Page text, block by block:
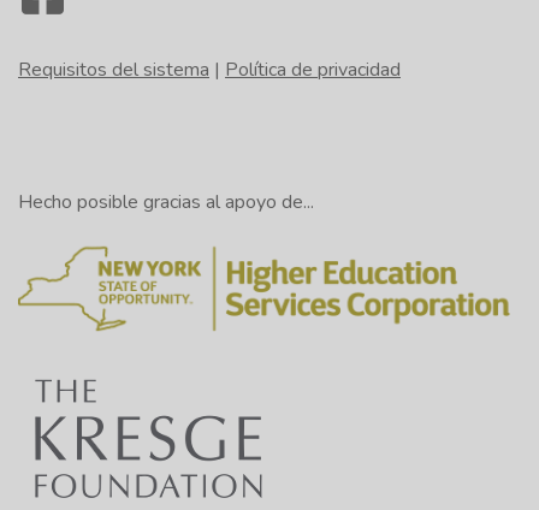
Requisitos del sistema | Política de privacidad
Hecho posible gracias al apoyo de...